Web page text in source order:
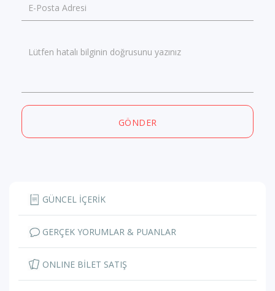
E-Posta Adresi
Lütfen hatalı bilginin doğrusunu yazınız
GÖNDER
GÜNCEL İÇERİK
GERÇEK YORUMLAR & PUANLAR
ONLINE BİLET SATIŞ